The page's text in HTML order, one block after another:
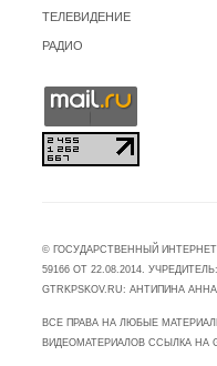
ТЕЛЕВИДЕНИЕ
РАДИО
© ГОСУДАРСТВЕННЫЙ
59166 ОТ 22.08.2014.
GTRKPSKOV.RU: АНТИПИНА
ВСЕ ПРАВА НА ЛЮБЫЕ
ВИДЕОМАТЕРИАЛОВ ССЫЛКА НА